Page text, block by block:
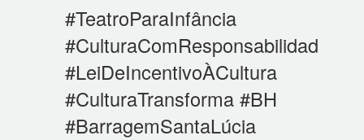
#TeatroParaInfância
#CulturaComResponsabilidad
#LeiDeIncentivoÀCultura
#CulturaTransforma #BH
#BarragemSantaLúcia